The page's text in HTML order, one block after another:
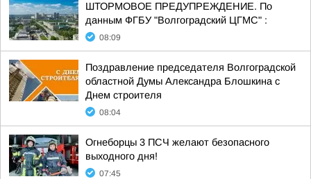
ШТОРМОВОЕ ПРЕДУПРЕЖДЕНИЕ. По
данным ФГБУ "Волгоградский ЦГМС" :
08:09
Поздравление председателя Волгоградской
областной Думы Александра Блошкина с
Днем строителя
08:04
Огнеборцы 3 ПСЧ желают безопасного
выходного дня!
07:45